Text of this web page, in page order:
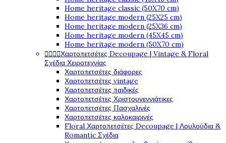
Home heritage classic (50X70 cm)
Home heritage modern (25X25 cm)
Home heritage modern (25X36 cm)
Home heritage modern (45X45 cm)
Home heritage modern (50X70 cm)
Χαρτοπετσέτες Decoupage | Vintage & Floral
Σχέδια Χειροτεχνίας
Χαρτοπετσέτες διάφορες
Χαρτοπετσέτες vintage
Χαρτοπετσέτες παιδικές
Χαρτοπετσέτες Χριστουγεννιάτικες
Χαρτοπετσέτες Πασχαλινές
Χαρτοπετσέτες καλοκαιρινές
Floral Χαρτοπετσέτες Decoupage | Λουλούδια &
Romantic Σχέδια